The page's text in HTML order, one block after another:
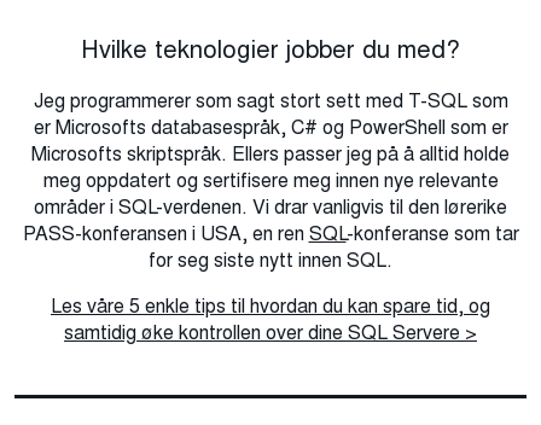
Hvilke teknologier jobber du med?
Jeg programmerer som sagt stort sett med T-SQL som
er Microsofts databasespråk, C# og PowerShell som er
Microsofts skriptspråk. Ellers passer jeg på å alltid holde
meg oppdatert og sertifisere meg innen nye relevante
områder i SQL-verdenen. Vi drar vanligvis til den lørerike
PASS-konferansen i USA, en ren SQL-konferanse som tar
for seg siste nytt innen SQL.
Les våre 5 enkle tips til hvordan du kan spare tid, og
samtidig øke kontrollen over dine SQL Servere >